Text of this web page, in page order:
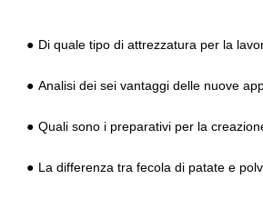
Di quale tipo di attrezzatura per la lavorazione dell'amido hanno bisogno i
Analisi dei sei vantaggi delle nuove apparecchiature per la
Quali sono i preparativi per la creazione di un
La differenza tra fecola di patate e